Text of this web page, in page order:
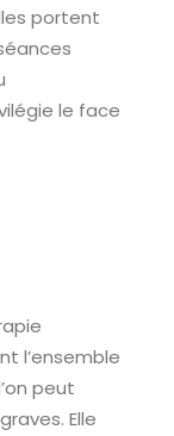
portent
le face
l’ensemble
peut
Elle